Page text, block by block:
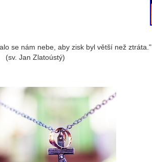
se nám nebe, aby zisk byl větší než ztráta."
(sv. Jan Zlatoústý)